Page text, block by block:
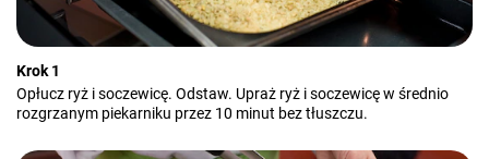
Krok 1
Opłucz ryż i soczewicę. Odstaw. Upraż ryż i soczewicę w średnio
rozgrzanym piekarniku przez 10 minut bez tłuszczu.